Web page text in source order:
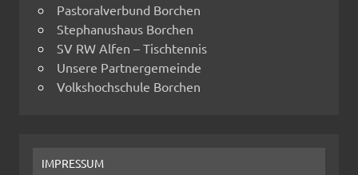
Pastoralverbund Borchen
Stephanushaus Borchen
SV RW Alfen – Tischtennis
Unsere Partnergemeinde
Volkshochschule Borchen
IMPRESSUM